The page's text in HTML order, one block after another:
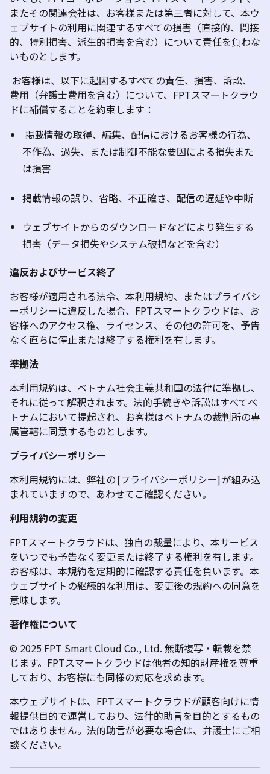
またその関連会社は、お客様または第三者に対して、本ウ
ェブサイトの利用に関連するすべての損害（直接的、間接
的、特別損害、派生的損害を含む）について責任を負わな
いものとします。
お客様は、以下に起因するすべての責任、損害、訴訟、
費用（弁護士費用を含む）について、FPTスマートクラウ
ドに補償することを約束します：
掲載情報の取得、編集、配信におけるお客様の行為、
不作為、過失、または制御不能な要因による損失また
は損害
掲載情報の誤り、省略、不正確さ、配信の遅延や中断
ウェブサイトからのダウンロードなどにより発生する
損害（データ損失やシステム破損などを含む）
違反およびサービス終了
お客様が適用される法令、本利用規約、またはプライバシ
ーポリシーに違反した場合、FPTスマートクラウドは、お
客様へのアクセス権、ライセンス、その他の許可を、予告
なく直ちに停止または終了する権利を有します。
準拠法
本利用規約は、ベトナム社会主義共和国の法律に準拠し、
それに従って解釈されます。法的手続きや訴訟はすべてベ
トナムにおいて提起され、お客様はベトナムの裁判所の専
属管轄に同意するものとします。
プライバシーポリシー
本利用規約には、弊社の[プライバシーポリシー] が組み込
まれていますので、あわせてご確認ください。
利用規約の変更
FPTスマートクラウドは、独自の裁量により、本サービス
をいつでも予告なく変更または終了する権利を有します。
お客様は、本規約を定期的に確認する責任を負います。本
ウェブサイトの継続的な利用は、変更後の規約への同意を
意味します。
著作権について
© 2025 FPT Smart Cloud Co., Ltd. 無断複写・転載を禁
じます。FPTスマートクラウドは他者の知的財産権を尊重
しており、お客様にも同様の対応を求めます。
本ウェブサイトは、FPTスマートクラウドが顧客向けに情
報提供目的で運営しており、法律的助言を目的とするもの
ではありません。法的助言が必要な場合は、弁護士にご相
談ください。